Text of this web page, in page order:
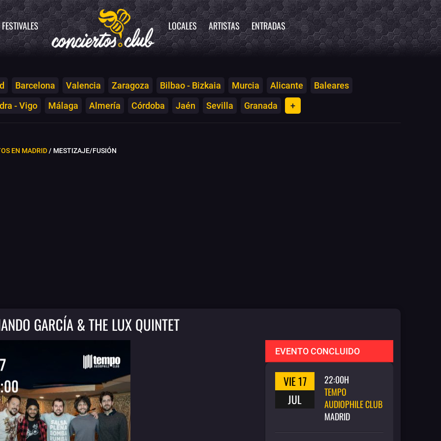
FESTIVALES LOCALES ARTISTAS ENTRADAS
Barcelona Valencia Zaragoza Bilbao - Bizkaia Murcia Alicante
Baleares
- Vigo
Málaga Almería Córdoba Jaén Sevilla Granada +
EN MADRID/ MESTIZAJE/FUSIÓN
GARCÍA & THE LUX QUINTET
EVENTO CONCLUIDO
VIE 17
JUL
22:00H
TEMPO
AUDIOPHILE CLUB
MADRID